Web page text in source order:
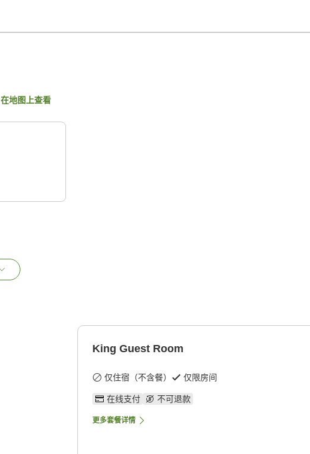
在地图上查看
King Guest Room
仅住宿（不含餐） 仅限房间
在线支付 不可退款
更多套餐详情